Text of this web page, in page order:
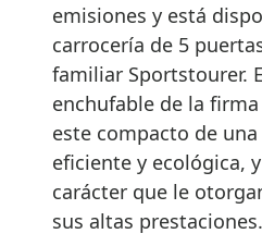
emisiones y está
carrocería de 5
familiar Sportstourer.
enchufable de la
este compacto de
eficiente y ecológica,
carácter que le
sus altas prestaciones.